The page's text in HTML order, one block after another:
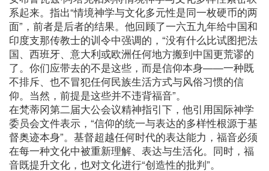
系起来。指出“情境神学与文化多元性是同一枚硬币的两
面”，前者是后者的结果。他回顾了一六五九年给中国和
印度支那传教士的训令中强调的，“没有什么比试图把法
国、西班牙、意大利或欧洲任何地方搬到中国更荒谬的
了。你们应带去的不是这些，而是信仰本身——一种既
不排斥、也不冒犯任何民族生活方式与风俗习惯的信
仰。当然，前提是这些并不违背福音”。
在梵蒂冈第二届大公会议精神指引下，他引用国际神学
委员会文件表示，“信仰的统一与表达的多样性根源于基
督奥迹本身”。基督超越任何时代的表达能力，福音必须
在每一种文化中被重新理解、表达与生活化。同时，福
音既提升文化，也对文化进行“创造性的批判”。